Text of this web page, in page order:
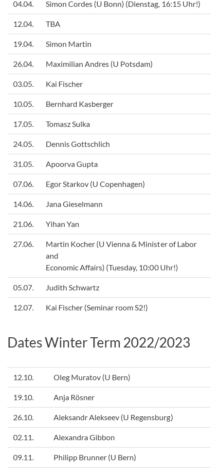
04.04. Simon Cordes (U Bonn) (Dienstag, 16:15 Uhr!)
12.04. TBA
19.04. Simon Martin
26.04. Maximilian Andres (U Potsdam)
03.05. Kai Fischer
10.05. Bernhard Kasberger
17.05. Tomasz Sulka
24.05. Dennis Gottschlich
31.05. Apoorva Gupta
07.06. Egor Starkov (U Copenhagen)
14.06. Jana Gieselmann
21.06. Yihan Yan
27.06.
Martin Kocher (U Vienna & Minister of Labor
and
Economic Affairs) (Tuesday, 10:00 Uhr!)
05.07. Judith Schwartz
12.07. Kai Fischer (Seminar room S2!)
Dates Winter Term 2022/2023
12.10. Oleg Muratov (U Bern)
19.10. Anja Rösner
26.10. Aleksandr Alekseev (U Regensburg)
02.11. Alexandra Gibbon
09.11. Philipp Brunner (U Bern)